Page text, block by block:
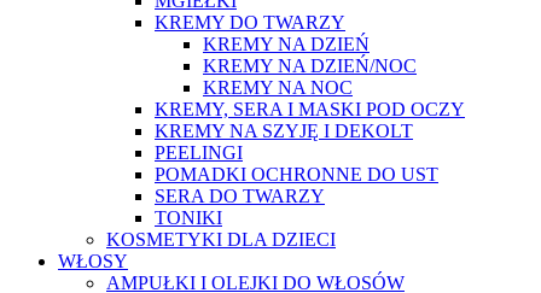
KREMY DO TWARZY
KREMY NA DZIEŃ
KREMY NA DZIEŃ/NOC
KREMY NA NOC
KREMY, SERA I MASKI POD OCZY
KREMY NA SZYJĘ I DEKOLT
PEELINGI
POMADKI OCHRONNE DO UST
SERA DO TWARZY
TONIKI
KOSMETYKI DLA DZIECI
WŁOSY
AMPUŁKI I OLEJKI DO WŁOSÓW